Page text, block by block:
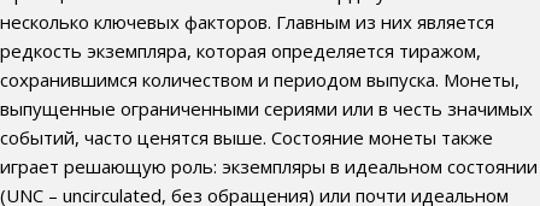
несколько ключевых факторов. Главным из них является
редкость экземпляра, которая определяется тиражом,
сохранившимся количеством и периодом выпуска. Монеты,
выпущенные ограниченными сериями или в честь значимых
событий, часто ценятся выше. Состояние монеты также
играет решающую роль: экземпляры в идеальном состоянии
(UNC – uncirculated, без обращения) или почти идеальном